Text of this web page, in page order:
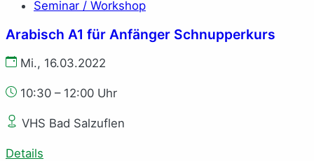
Seminar / Workshop
Arabisch A1 für Anfänger Schnupperkurs
Mi., 16.03.2022
10:30 – 12:00 Uhr
VHS Bad Salzuflen
Details